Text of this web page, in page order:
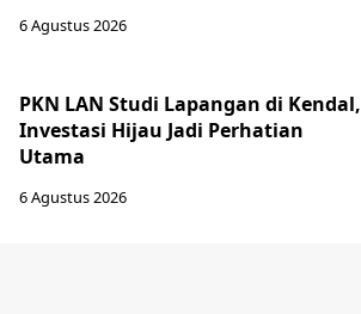
6 Agustus 2026
PKN LAN Studi Lapangan di Kendal,
Investasi Hijau Jadi Perhatian
Utama
6 Agustus 2026